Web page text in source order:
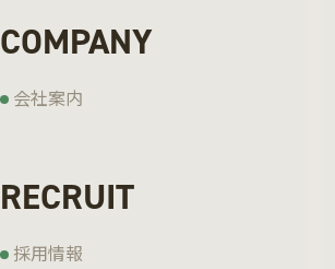
COMPANY
会社案内
RECRUIT
採用情報